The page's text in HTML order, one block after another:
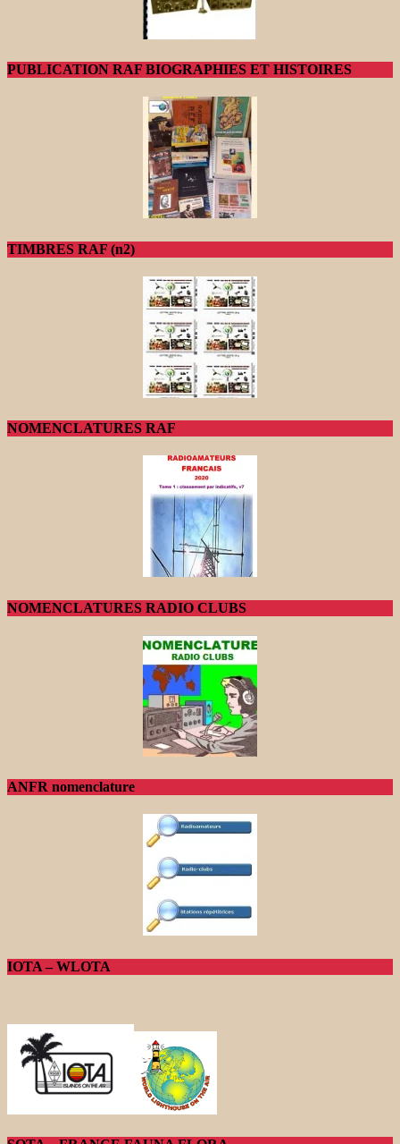
PUBLICATION RAF BIOGRAPHIES ET HISTOIRES
TIMBRES RAF (n2)
NOMENCLATURES RAF
NOMENCLATURES RADIO CLUBS
ANFR nomenclature
IOTA – WLOTA